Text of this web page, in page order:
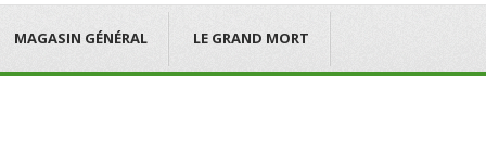
MAGASIN GÉNÉRAL LE GRAND MORT